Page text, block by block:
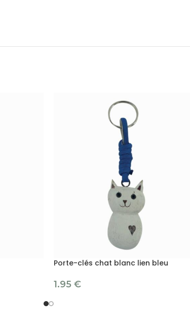
Porte-clés chat blanc lien bleu
1.95 €